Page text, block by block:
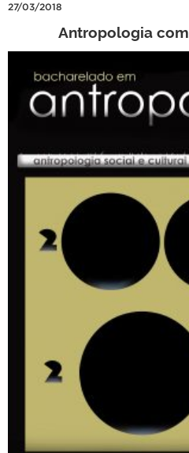
27/03/2018
Antropologia